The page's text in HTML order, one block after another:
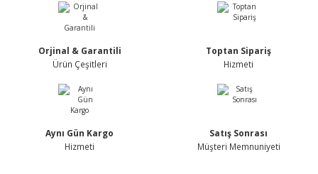
Ürün açıklamasında eksik bilgiler bulunuyor.
Ürün bilgilerinde hatalar bulunuyor.
Ürün fiyatı diğer sitelerden daha pahalı.
Bu ürüne benzer farklı alternatifler olmalı.
Orjinal & Garantili
Ürün Çeşitleri
Toptan Sipariş
Hizmeti
Aynı Gün Kargo
Hizmeti
Satış Sonrası
Müşteri Memnuniyeti